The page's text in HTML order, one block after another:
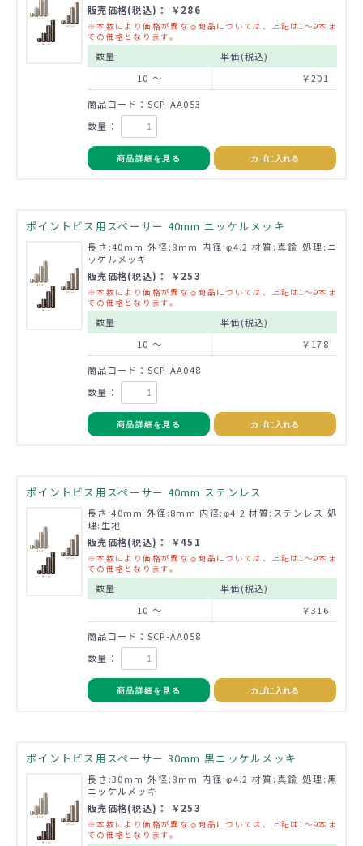
販売価格(税込)： ￥286
※本数により価格が異なる商品については、上記は1～9本ま
での価格となります。
数量
単価(税込)
10 ～
￥201
商品コード：SCP-AA053
数量：
商品詳細を見る カゴに入れる
ポイントビス用スペーサー 40mm ニッケルメッキ
長さ:40mm 外径:8mm 内径:φ4.2 材質:真鍮 処理:ニ
ッケルメッキ
販売価格(税込)： ￥253
※本数により価格が異なる商品については、上記は1～9本ま
での価格となります。
数量
単価(税込)
10 ～
￥178
商品コード：SCP-AA048
数量：
商品詳細を見る カゴに入れる
ポイントビス用スペーサー 40mm ステンレス
長さ:40mm 外径:8mm 内径:φ4.2 材質:ステンレス 処
理:生地
販売価格(税込)： ￥451
※本数により価格が異なる商品については、上記は1～9本ま
での価格となります。
数量
単価(税込)
10 ～
￥316
商品コード：SCP-AA058
数量：
商品詳細を見る カゴに入れる
ポイントビス用スペーサー 30mm 黒ニッケルメッキ
長さ:30mm 外径:8mm 内径:φ4.2 材質:真鍮 処理:黒
ニッケルメッキ
販売価格(税込)： ￥253
※本数により価格が異なる商品については、上記は1～9本ま
での価格となります。